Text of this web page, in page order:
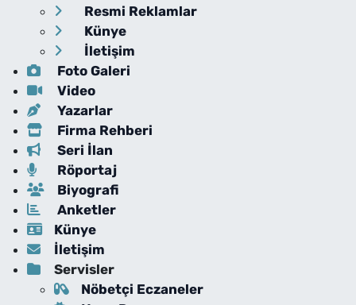
Resmi Reklamlar
Künye
İletişim
Foto Galeri
Video
Yazarlar
Firma Rehberi
Seri İlan
Röportaj
Biyografi
Anketler
Künye
İletişim
Servisler
Nöbetçi Eczaneler